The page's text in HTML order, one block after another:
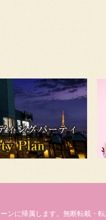
ンに帰属します。無断転載・転